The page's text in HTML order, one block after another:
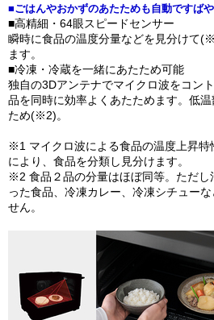
■ごはんやおかずのあたためも自動ですば
■高精細・64眼スピードセンサー
瞬時に食品の温度分量などを見分けて
ます。
■冷凍・冷蔵を一緒にあたため可能
独自の3Dアンテナでマイクロ波をコン
品を同時に効率よくあたためます。低
ため(※2)。
※1 マイクロ波による食品の温度上昇特
により、食品を分類し見分けます。
※2 食品２品の分量はほぼ同等。ただし
った食品、冷凍カレー、冷凍シチュー
せん。